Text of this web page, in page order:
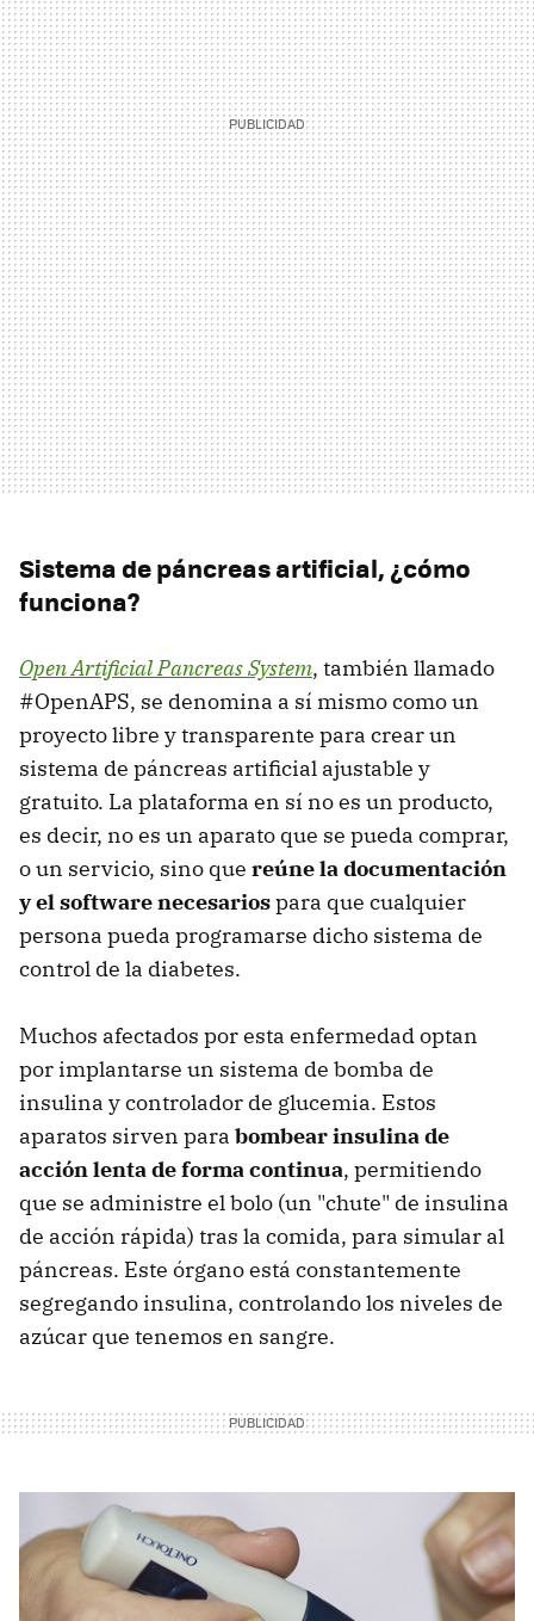
Sistema de páncreas artificial, ¿cómo
funciona?
Open Artificial Pancreas System, también llamado
#OpenAPS, se denomina a sí mismo como un
proyecto libre y transparente para crear un
sistema de páncreas artificial ajustable y
gratuito. La plataforma en sí no es un producto,
es decir, no es un aparato que se pueda comprar,
o un servicio, sino que reúne la documentación
y el software necesariospara que cualquier
persona pueda programarse dicho sistema de
control de la diabetes.
Muchos afectados por esta enfermedad optan
por implantarse un sistema de bomba de
insulina y controlador de glucemia. Estos
aparatos sirven para bombear insulina de
acción lenta de forma continua, permitiendo
que se administre el bolo (un "chute" de insulina
de acción rápida) tras la comida, para simular al
páncreas. Este órgano está constantemente
segregando insulina, controlando los niveles de
azúcar que tenemos en sangre.